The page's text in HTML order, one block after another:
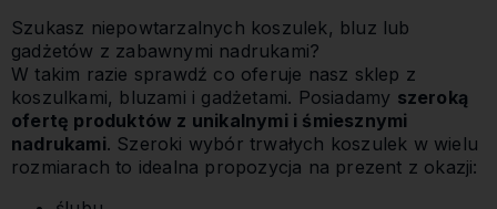
Szukasz niepowtarzalnych koszulek, bluz lub
gadżetów z zabawnymi nadrukami?
W takim razie sprawdź co oferuje nasz sklep z
koszulkami, bluzami i gadżetami. Posiadamy szeroką
ofertę produktów z unikalnymi i śmiesznymi
nadrukami. Szeroki wybór trwałych koszulek w wielu
rozmiarach to idealna propozycja na prezent z okazji: